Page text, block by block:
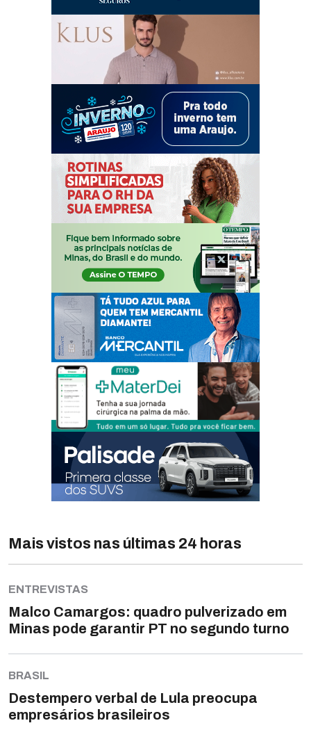
Mais vistos nas últimas 24 horas
ENTREVISTAS
Malco Camargos: quadro pulverizado em
Minas pode garantir PT no segundo turno
BRASIL
Destempero verbal de Lula preocupa
empresários brasileiros